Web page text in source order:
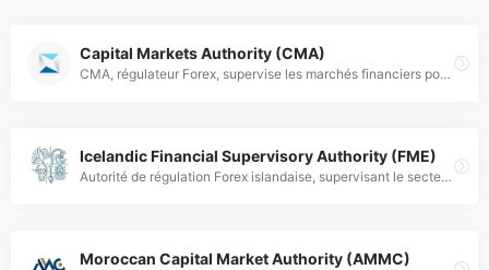
Capital Markets Authority (CMA)
CMA, régulateur Forex, supervise les marchés financiers pour garantir transparence, protection des investisseurs et conformité réglementaire.
Icelandic Financial Supervisory Authority (FME)
Autorité de régulation Forex islandaise, supervisant le secteur financier et intégrée à la Banque Centrale d'Islande depuis 2020.
Moroccan Capital Market Authority (AMMC)